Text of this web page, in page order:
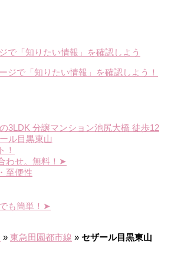
で「知りたい情報」を確認しよう
ジで「知りたい情報」を確認しよう！
3LDK 分譲マンション池尻大橋 徒歩12
ル目黒東山
！
わせ。無料！➤
至便性
も簡単！➤
» 東急田園都市線 » セザール目黒東山